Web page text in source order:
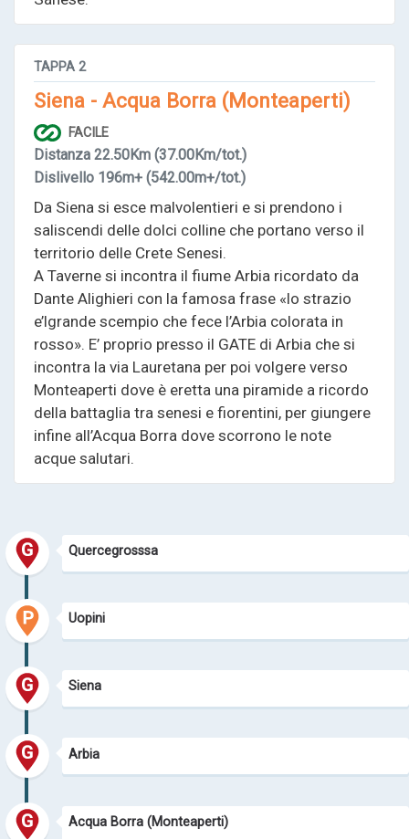
TAPPA 2
Siena - Acqua Borra (Monteaperti)
FACILE
Distanza 22.50Km (37.00Km/tot.)
Dislivello 196m+ (542.00m+/tot.)
Da Siena si esce malvolentieri e si prendono i
saliscendi delle dolci colline che portano verso il
territorio delle Crete Senesi.
A Taverne si incontra il fiume Arbia ricordato da
Dante Alighieri con la famosa frase «lo strazio
e’lgrande scempio che fece l’Arbia colorata in
rosso». E’ proprio presso il GATE di Arbia che si
incontra la via Lauretana per poi volgere verso
Monteaperti dove è eretta una piramide a ricordo
della battaglia tra senesi e fiorentini, per giungere
infine all’Acqua Borra dove scorrono le note
acque salutari.
Quercegrosssa
Uopini
Siena
Arbia
Acqua Borra (Monteaperti)